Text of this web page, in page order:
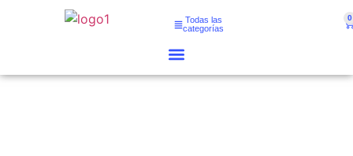
Todas las
categorías
0